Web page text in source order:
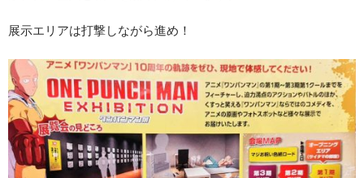
展示エリアは打撃しながら進め！